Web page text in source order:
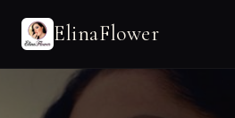
ElinaFlower